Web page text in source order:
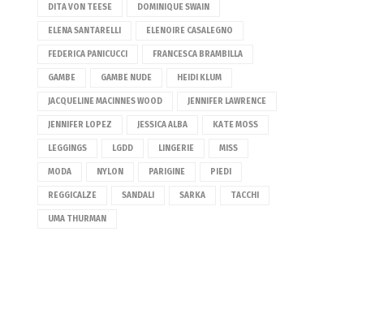
DITA VON TEESE DOMINIQUE SWAIN
ELENA SANTARELLI ELENOIRE CASALEGNO
FEDERICA PANICUCCI FRANCESCA BRAMBILLA
GAMBE GAMBE NUDE HEIDI KLUM
JACQUELINE MACINNES WOOD JENNIFER LAWRENCE
JENNIFER LOPEZ JESSICA ALBA KATE MOSS
LEGGINGS LGDD LINGERIE MISS
MODA NYLON PARIGINE PIEDI
REGGICALZE SANDALI SARKA TACCHI
UMA THURMAN